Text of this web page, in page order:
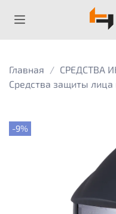
Главная
СРЕДСТВА
Средства защиты лица
-9%